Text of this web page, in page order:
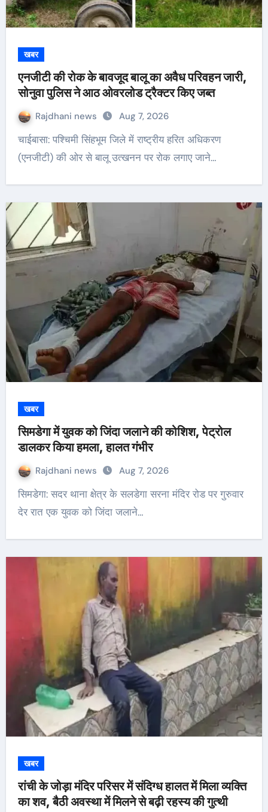
खबर
एनजीटी की रोक के बावजूद बालू का अवैध परिवहन जारी,
सोनुवा पुलिस ने आठ ओवरलोड ट्रैक्टर किए जब्त
Rajdhani news Aug 7, 2026
चाईबासा: पश्चिमी सिंहभूम जिले में राष्ट्रीय हरित अधिकरण
(एनजीटी) की ओर से बालू उत्खनन पर रोक लगाए जाने…
खबर
सिमडेगा में युवक को जिंदा जलाने की कोशिश, पेट्रोल
डालकर किया हमला, हालत गंभीर
Rajdhani news Aug 7, 2026
सिमडेगा: सदर थाना क्षेत्र के सलडेगा सरना मंदिर रोड पर गुरुवार
देर रात एक युवक को जिंदा जलाने…
खबर
रांची के जोड़ा मंदिर परिसर में संदिग्ध हालत में मिला व्यक्ति
का शव, बैठी अवस्था में मिलने से बढ़ी रहस्य की गुत्थी